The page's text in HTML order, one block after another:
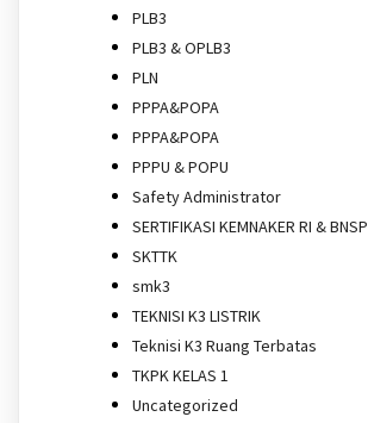
PLB3
PLB3 & OPLB3
PLN
PPPA&POPA
PPPA&POPA
PPPU & POPU
Safety Administrator
SERTIFIKASI KEMNAKER RI & BNSP
SKTTK
smk3
TEKNISI K3 LISTRIK
Teknisi K3 Ruang Terbatas
TKPK KELAS 1
Uncategorized